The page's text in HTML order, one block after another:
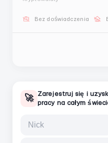
💠 Работа с портфолио
Bez doświadczenia
🚀
Zarejestruj się i
pracy na całym